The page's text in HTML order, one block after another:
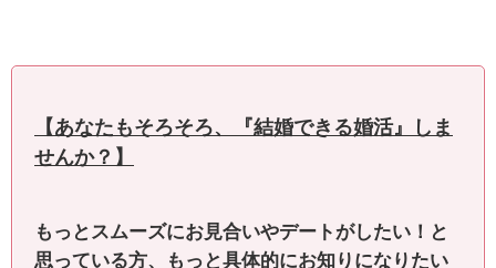
【あなたもそろそろ、『結婚できる婚活』しま
せんか？】
もっとスムーズにお見合いやデートがしたい！と
思っている方、もっと具体的にお知りになりたい